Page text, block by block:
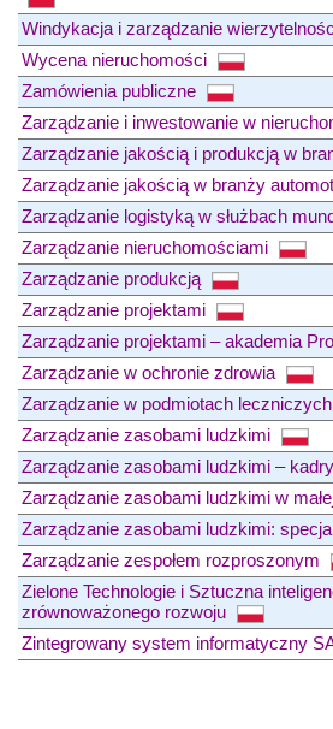
Windykacja i zarządzanie
Wycena nieruchomości
Zamówienia publiczne
Zarządzanie i inwestowanie w
Zarządzanie jakością i produkcją w
Zarządzanie jakością w branży
Zarządzanie logistyką w służbach
Zarządzanie nieruchomościami
Zarządzanie produkcją
Zarządzanie projektami
Zarządzanie projektami – akademia
Zarządzanie w ochronie zdrowia
Zarządzanie w podmiotach leczniczych
Zarządzanie zasobami ludzkimi
Zarządzanie zasobami ludzkimi – kadry
Zarządzanie zasobami ludzkimi w
Zarządzanie zasobami ludzkimi:
Zarządzanie zespołem rozproszonym
Zielone Technologie i Sztuczna
zrównoważonego rozwoju
Zintegrowany system informatyczny